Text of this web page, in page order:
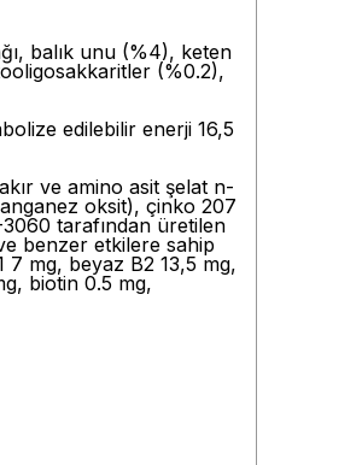
balık unu (%4), keten
(%0.2),
edilebilir enerji 16,5
ve amino asit şelat n-
oksit), çinko 207
tarafından üretilen
benzer etkilere sahip
7 mg, beyaz B2 13,5 mg,
biotin 0.5 mg,